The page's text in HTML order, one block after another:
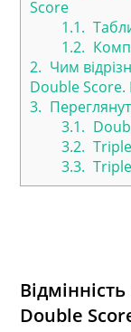
Score
1.1.
1.2.
2. Чим
Double Score.
3.
3.1.
3.2.
3.3.
Double